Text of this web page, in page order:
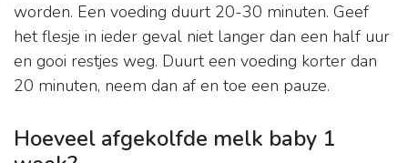
worden. Een voeding duurt 20-30 minuten. Geef
het flesje in ieder geval niet langer dan een half uur
en gooi restjes weg. Duurt een voeding korter dan
20 minuten, neem dan af en toe een pauze.
Hoeveel afgekolfde melk baby 1